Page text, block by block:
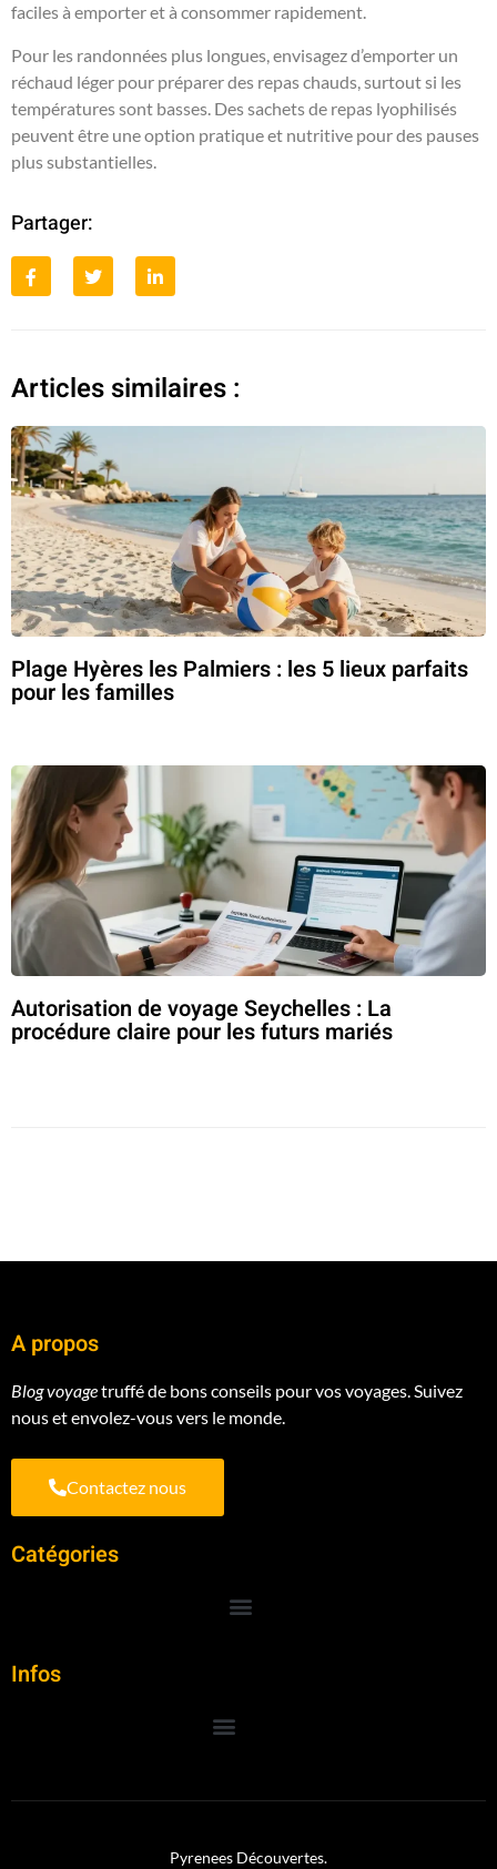
faciles à emporter et à consommer rapidement.
Pour les randonnées plus longues, envisagez d’emporter un
réchaud léger pour préparer des repas chauds, surtout si les
températures sont basses. Des sachets de repas lyophilisés
peuvent être une option pratique et nutritive pour des pauses
plus substantielles.
Partager:
Articles similaires :
Plage Hyères les Palmiers : les 5 lieux parfaits
pour les familles
Autorisation de voyage Seychelles : La
procédure claire pour les futurs mariés
A propos
Blog voyagetruffé de bons conseils pour vos voyages. Suivez
nous et envolez-vous vers le monde.
Contactez nous
Catégories
Infos
Pyrenees Découvertes.